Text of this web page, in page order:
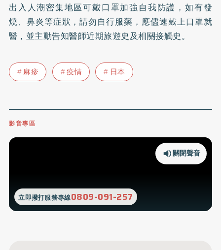
出入人潮密集地區可戴口罩加強自我防護，如有發
燒、鼻炎等症狀，請勿自行服藥，應儘速戴上口罩就
醫，並主動告知醫師近期旅遊史及相關接觸史。
麻疹 疫情 日本
影音專區
立即撥打服務專線0809-091-257
關閉聲音